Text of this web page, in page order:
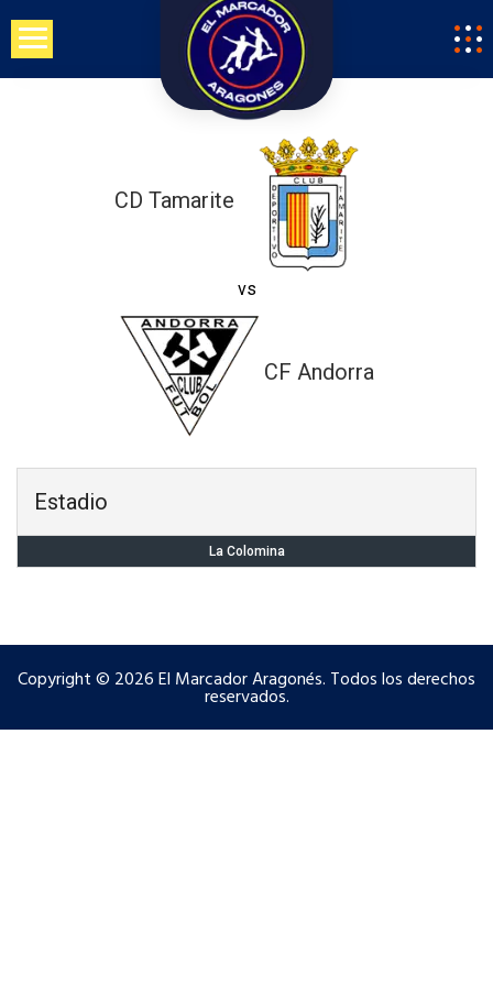
Saltar
contenido
CD Tamarite
vs
CF Andorra
Estadio
La Colomina
Copyright © 2026 El Marcador Aragonés. Todos los derechos
reservados.